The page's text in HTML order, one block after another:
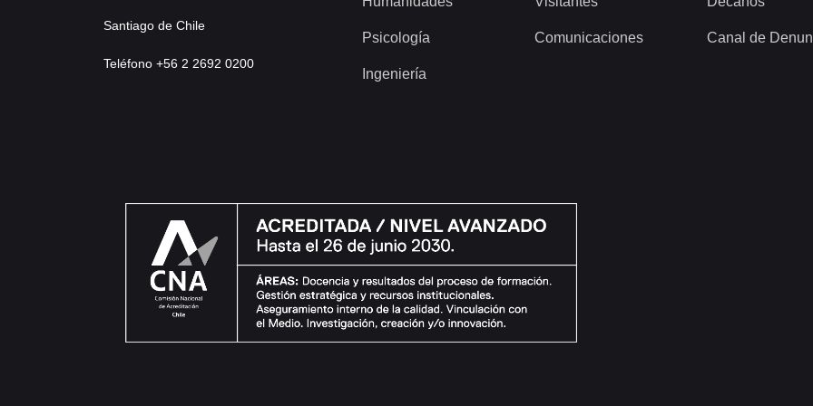
Santiago de Chile
Teléfono +56 2 2692 0200
Psicología
Ingeniería
Comunicaciones Canal de